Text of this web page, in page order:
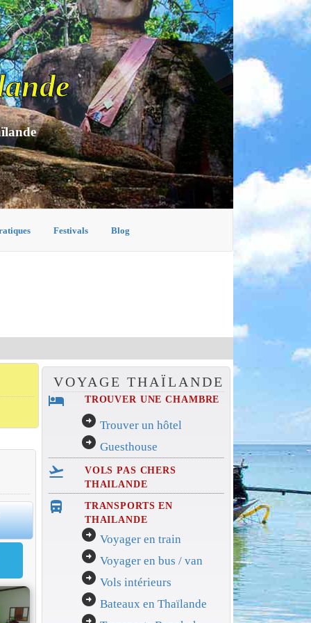
Festivals Blog
VOYAGE THAÏLANDE
hotel TROUVER UNE CHAMBRE
arrow_circle_right Trouver un hôtel
arrow_circle_right Guesthouse
flight_takeoff
VOLS PAS CHERS
THAILANDE
directions_bus_filled
TRANSPORTS EN
THAILANDE
arrow_circle_right Voyager en train
arrow_circle_right Voyager en bus / van
arrow_circle_right Vols intérieurs
arrow_circle_right Bateaux en Thaïlande